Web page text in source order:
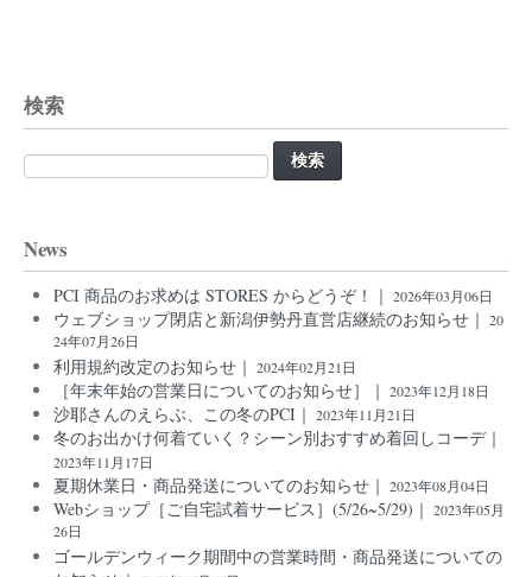
検索
検
索:
News
PCI 商品のお求めは STORES からどうぞ！｜ 2026年03月06日
ウェブショップ閉店と新潟伊勢丹直営店継続のお知らせ｜ 20
24年07月26日
利用規約改定のお知らせ｜ 2024年02月21日
［年末年始の営業日についてのお知らせ］｜ 2023年12月18日
沙耶さんのえらぶ、この冬のPCI｜ 2023年11月21日
冬のお出かけ何着ていく？シーン別おすすめ着回しコーデ｜
2023年11月17日
夏期休業日・商品発送についてのお知らせ｜ 2023年08月04日
Webショップ［ご自宅試着サービス］(5/26~5/29)｜ 2023年05月
26日
ゴールデンウィーク期間中の営業時間・商品発送についての